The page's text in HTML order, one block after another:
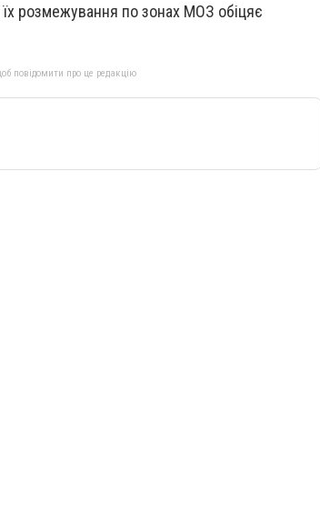
розмежування по зонах МОЗ обіцяє
повідомити про це редакцію